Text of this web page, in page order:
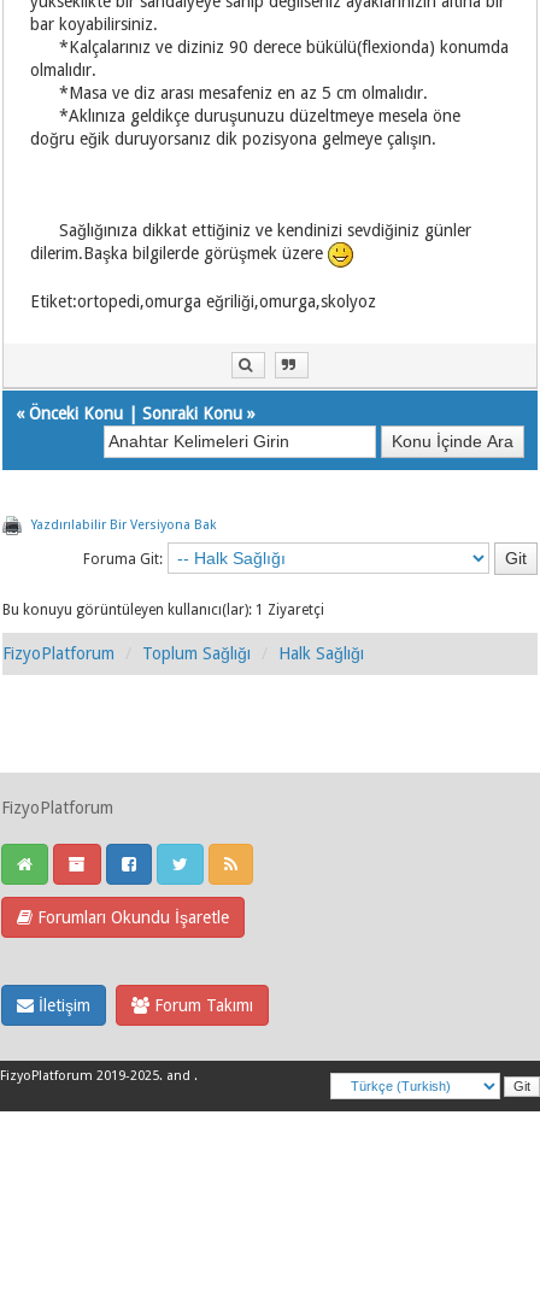
bar koyabilirsiniz.
*Kalçalarınız ve diziniz 90 derece bükülü(flexionda) konumda
olmalıdır.
*Masa ve diz arası mesafeniz en az 5 cm olmalıdır.
*Aklınıza geldikçe duruşunuzu düzeltmeye mesela öne
doğru eğik duruyorsanız dik pozisyona gelmeye çalışın.
Sağlığınıza dikkat ettiğiniz ve kendinizi sevdiğiniz günler
dilerim.Başka bilgilerde görüşmek üzere
Etiket:ortopedi,omurga eğriliği,omurga,skolyoz
«Önceki Konu |Sonraki Konu »
Yazdırılabilir Bir Versiyona Bak
Foruma Git:
Bu konuyu görüntüleyen kullanıcı(lar): 1 Ziyaretçi
FizyoPlatforum Toplum Sağlığı Halk Sağlığı
FizyoPlatforum
Forumları Okundu İşaretle
İletişim Forum Takımı
FizyoPlatforum 2019-2025. and .